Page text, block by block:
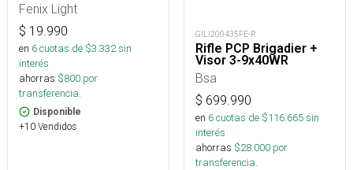
Fenix Light
$ 19.990
en 6cuotas de $3.332sin
interés
ahorras $800 por
transferencia.
Disponible
+10 Vendidos
GILI200435FE-R
Rifle PCP Brigadier +
Visor 3-9x40WR
Bsa
$ 699.990
en 6cuotas de $116.665sin
interés
ahorras $28.000 por
transferencia.